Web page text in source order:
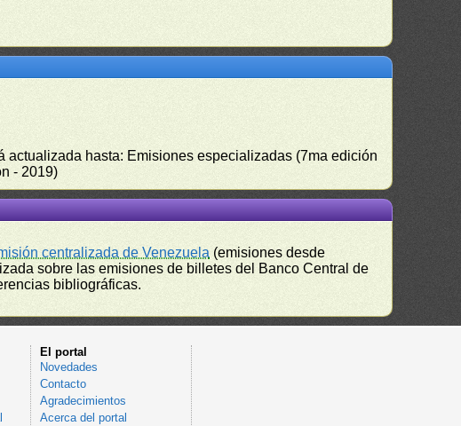
hasta: Emisiones especializadas (7ma edición
- 2019)
centralizada de Venezuela (emisiones desde
sobre las emisiones de billetes del Banco Central de
bibliográficas.
El portal
Novedades
Contacto
Agradecimientos
Acerca del portal